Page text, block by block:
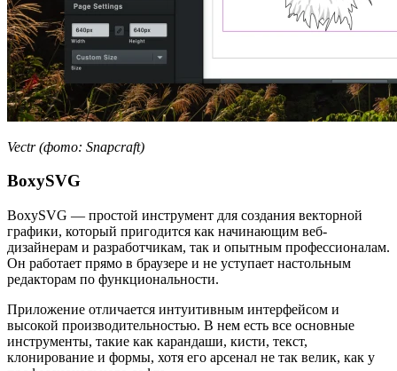
Vectr (фото: Snapcraft)
BoxySVG
BoxySVG — простой инструмент для создания векторной
графики, который пригодится как начинающим веб-
дизайнерам и разработчикам, так и опытным профессионалам.
Он работает прямо в браузере и не уступает настольным
редакторам по функциональности.
Приложение отличается интуитивным интерфейсом и
высокой производительностью. В нем есть все основные
инструменты, такие как карандаши, кисти, текст,
клонирование и формы, хотя его арсенал не так велик, как у